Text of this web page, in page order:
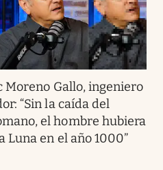
Moreno Gallo, ingeniero
“Sin la caída del
el hombre hubiera
Luna en el año 1000”